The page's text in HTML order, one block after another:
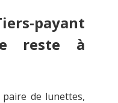
payant
reste à
paire de lunettes,